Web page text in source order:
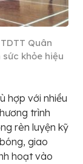
Quân
khỏe hiệu
hợp với nhiều
trình
rèn luyện kỹ
giao
hoạt vào